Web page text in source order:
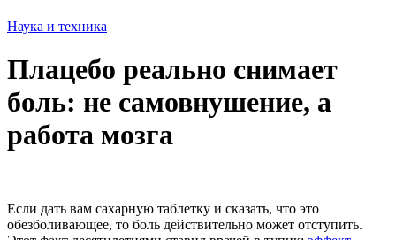
Наука и техника
Плацебо реально снимает
боль: не самовнушение, а
работа мозга
Если дать вам сахарную таблетку и сказать, что это
обезболивающее, то боль действительно может отступить.